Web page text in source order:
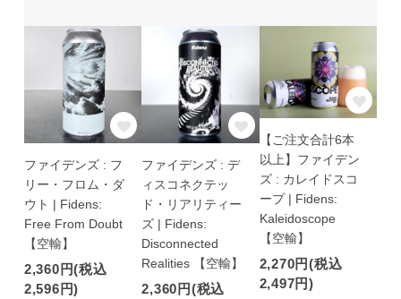
ファイデンズ : フ
リー・フロム・ダ
ウト | Fidens:
Free From Doubt
【空輸】
2,360円(税込
2,596円)
ファイデンズ : デ
ィスコネクテッ
ド・リアリティー
ズ | Fidens:
Disconnected
Realities 【空輸】
2,360円(税込
【ご注文合計6本
以上】ファイデン
ズ : カレイドスコ
ープ | Fidens:
Kaleidoscope
【空輸】
2,270円(税込
2,497円)